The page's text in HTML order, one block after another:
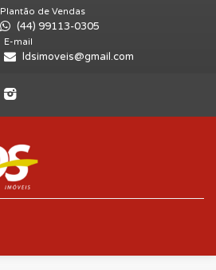
Plantão de Vendas
(44) 99113-0305
E-mail
ldsimoveis@gmail.com